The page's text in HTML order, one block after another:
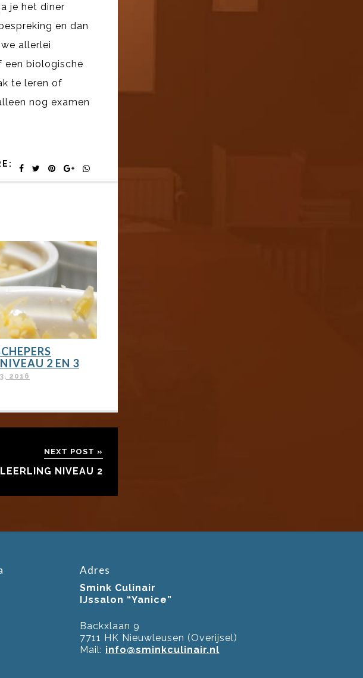
je het diner
en dan
allerlei
een biologische
te leren of
nog examen
2 EN 3
2016
NEXT POST »
NIVEAU 2
Adres
Smink Culinair
IJssalon “Yanice”
Backxlaan 9
7711 HK Nieuwleusen (Overijsel)
Mail: info@sminkculinair.nl